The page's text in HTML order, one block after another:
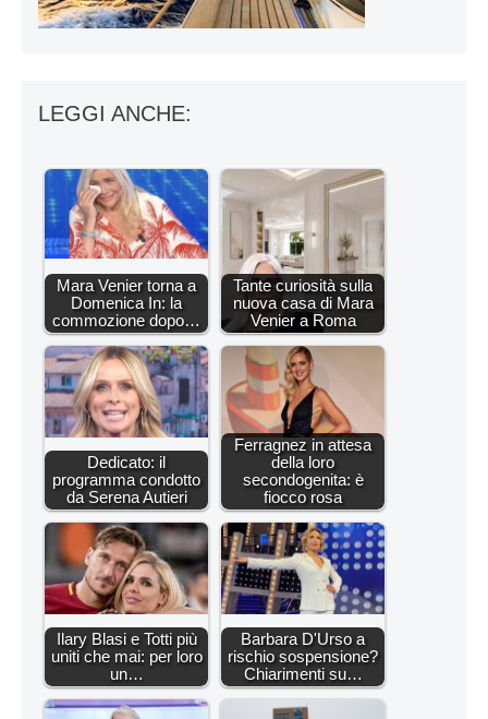
LEGGI ANCHE:
Mara Venier torna a
Domenica In: la
commozione dopo…
Tante curiosità sulla
nuova casa di Mara
Venier a Roma
Dedicato: il
programma condotto
da Serena Autieri
Ferragnez in attesa
della loro
secondogenita: è
fiocco rosa
Ilary Blasi e Totti più
uniti che mai: per loro
un…
Barbara D'Urso a
rischio sospensione?
Chiarimenti su…